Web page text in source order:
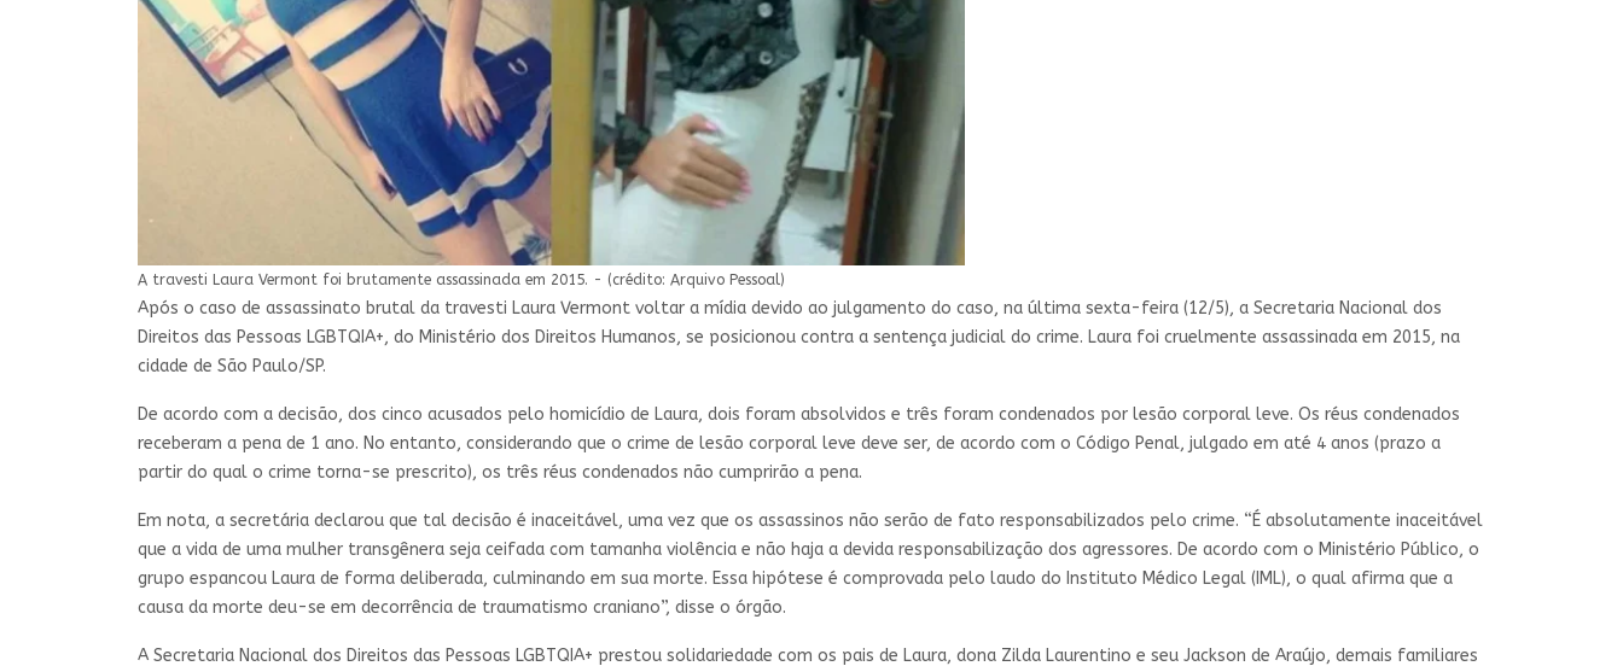
A travesti Laura Vermont foi brutamente assassinada em 2015. - (crédito: Arquivo Pessoal)
Após o caso de assassinato brutal da travesti Laura Vermont voltar a mídia devido ao julgamento do caso, na última sexta-feira (12/5), a Secretaria Nacional dos
Direitos das Pessoas LGBTQIA+, do Ministério dos Direitos Humanos, se posicionou contra a sentença judicial do crime. Laura foi cruelmente assassinada em 2015, na
cidade de São Paulo/SP.
De acordo com a decisão, dos cinco acusados pelo homicídio de Laura, dois foram absolvidos e três foram condenados por lesão corporal leve. Os réus condenados
receberam a pena de 1 ano. No entanto, considerando que o crime de lesão corporal leve deve ser, de acordo com o Código Penal, julgado em até 4 anos (prazo a
partir do qual o crime torna-se prescrito), os três réus condenados não cumprirão a pena.
Em nota, a secretária declarou que tal decisão é inaceitável, uma vez que os assassinos não serão de fato responsabilizados pelo crime. “É absolutamente inaceitável
que a vida de uma mulher transgênera seja ceifada com tamanha violência e não haja a devida responsabilização dos agressores. De acordo com o Ministério Público, o
grupo espancou Laura de forma deliberada, culminando em sua morte. Essa hipótese é comprovada pelo laudo do Instituto Médico Legal (IML), o qual afirma que a
causa da morte deu-se em decorrência de traumatismo craniano”, disse o órgão.
A Secretaria Nacional dos Direitos das Pessoas LGBTQIA+ prestou solidariedade com os pais de Laura, dona Zilda Laurentino e seu Jackson de Araújo, demais familiares